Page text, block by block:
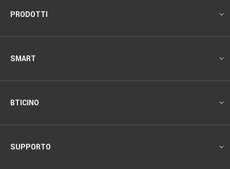
Footer
PRODOTTI
SMART
BTICINO
SUPPORTO